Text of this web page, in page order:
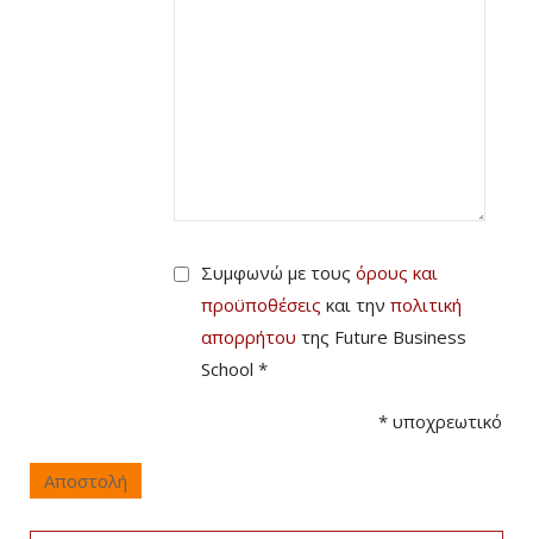
Συμφωνώ με τους όρους και
προϋποθέσεις και την πολιτική
απορρήτου της Future Business
School *
* υποχρεωτικό
Αποστολή